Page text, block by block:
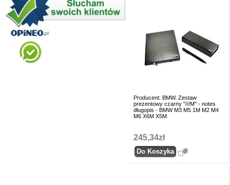
Producent: BMW. Zestaw
prezentowy czarny "///M" - notes
długopis - BMW M3 M5 1M M2 M4
M6 X6M X5M
245,34zł